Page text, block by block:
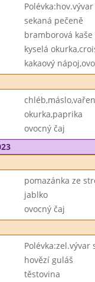
sekaná pečeně
bramborová kaše
kyselá
kakaový
okurka,paprika
ovocný čaj
pomazánka ze
jablko
ovocný čaj
Polévka:zel.vývar
hovězí guláš
těstovina